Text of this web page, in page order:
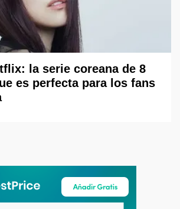
la serie coreana de 8
es perfecta para los fans